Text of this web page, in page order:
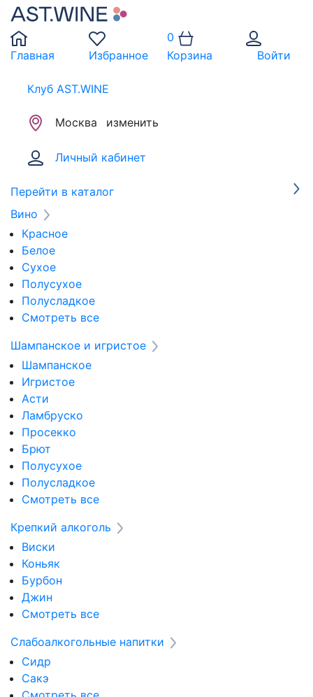
Главная Избранное
0
Корзина
Войти
Клуб AST.WINE
Москва изменить
Личный кабинет
Перейти в каталог
Вино
Красное
Белое
Сухое
Полусухое
Полусладкое
Смотреть все
Шампанское и игристое
Шампанское
Игристое
Асти
Ламбруско
Просекко
Брют
Полусухое
Полусладкое
Смотреть все
Крепкий алкоголь
Виски
Коньяк
Бурбон
Джин
Смотреть все
Слабоалкогольные напитки
Сидр
Сакэ